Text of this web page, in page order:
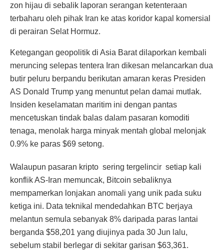
zon hijau di sebalik laporan serangan ketenteraan
terbaharu oleh pihak Iran ke atas koridor kapal komersial
di perairan Selat Hormuz.
Ketegangan geopolitik di Asia Barat dilaporkan kembali
meruncing selepas tentera Iran dikesan melancarkan dua
butir peluru berpandu berikutan amaran keras Presiden
AS Donald Trump yang menuntut pelan damai mutlak.
Insiden keselamatan maritim ini dengan pantas
mencetuskan tindak balas dalam pasaran komoditi
tenaga, menolak harga minyak mentah global melonjak
0.9% ke paras $69 setong.
Walaupun pasaran kripto sering tergelincir setiap kali
konflik AS-Iran memuncak, Bitcoin sebaliknya
mempamerkan lonjakan anomali yang unik pada suku
ketiga ini. Data teknikal mendedahkan BTC berjaya
melantun semula sebanyak 8% daripada paras lantai
berganda $58,201 yang diujinya pada 30 Jun lalu,
sebelum stabil berlegar di sekitar garisan $63,361.